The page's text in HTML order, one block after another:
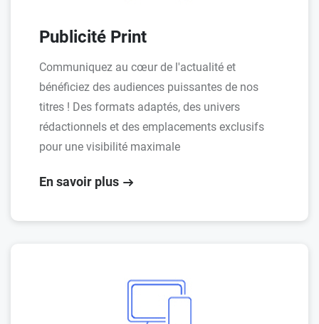
Publicité Print
Communiquez au cœur de l'actualité et
bénéficiez des audiences puissantes de nos
titres ! Des formats adaptés, des univers
rédactionnels et des emplacements exclusifs
pour une visibilité maximale
En savoir plus